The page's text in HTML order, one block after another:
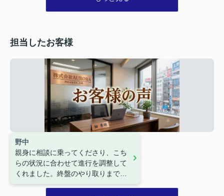
担当したお客様
野中
親身に相談に乗ってくださり、こち
らの状況に合わせて進行を調整して
くれました。終盤のやり取りまでス